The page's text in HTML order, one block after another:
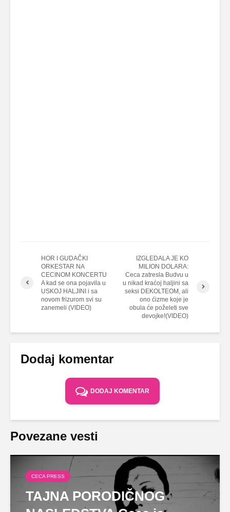
HOR I GUDAČKI
ORKESTAR NA
CECINOM KONCERTU
A kad se ona pojavila u
USKOJ HALJINI i sa
novom frizurom svi su
zanemeli (VIDEO)
IZGLEDALA JE KO
MILION DOLARA:
Ceca zatresla Budvu u
u nikad kraćoj haljini sa
seksi DEKOLTEOM, ali
ono ćizme koje je
obula će poželeti sve
devojke!(VIDEO)
Dodaj komentar
DODAJ KOMENTAR
Povezane vesti
CECA PRESS
TAJNA PORODIČNOG